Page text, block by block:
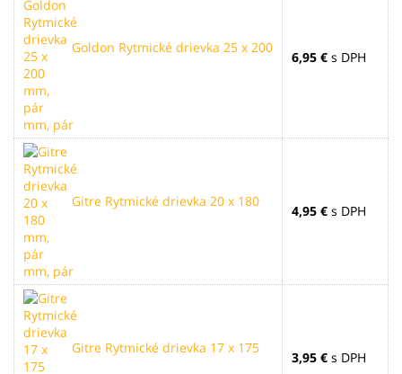
Goldon Rytmické drievka 25 x 200
mm, pár
6,95 € s DPH
Gitre Rytmické drievka 20 x 180
mm, pár
4,95 € s DPH
Gitre Rytmické drievka 17 x 175
3,95 € s DPH